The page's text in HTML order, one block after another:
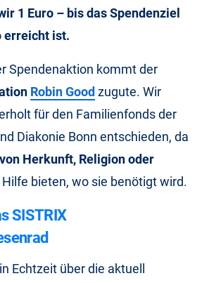
1 Euro – bis das Spendenziel
erreicht ist.
Spendenaktion kommt der
Robin Good zugute. Wir
für den Familienfonds der
Diakonie Bonn entschieden, da
Herkunft, Religion oder
bieten, wo sie benötigt wird.
SISTRIX
Echtzeit über die aktuell